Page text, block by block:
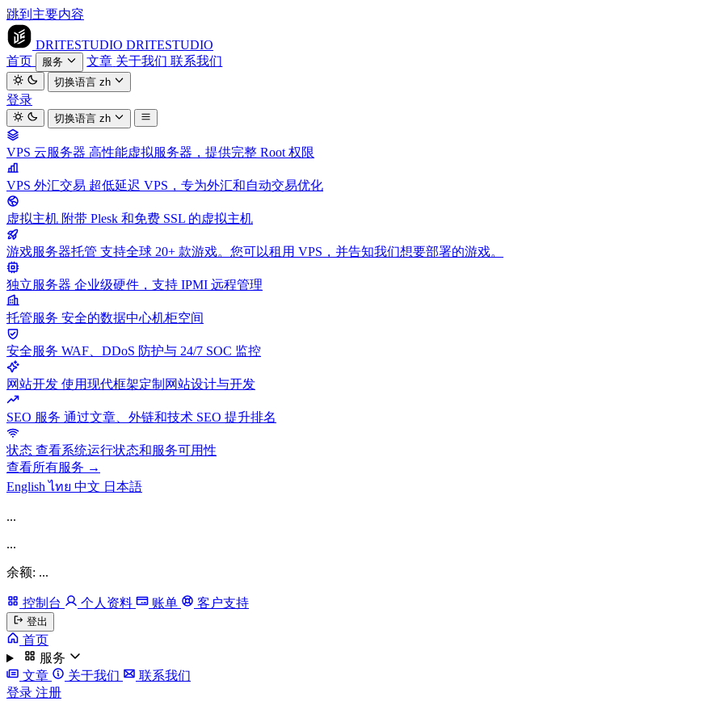
跳到主要内容
DRITESTUDIO DRITESTUDIO
首页
服务 文章 关于我们 联系我们
切换语言zh
登录
切换语言zh
VPS 云服务器 高性能虚拟服务器，提供完整 Root 权限
VPS 外汇交易 超低延迟 VPS，专为外汇和自动交易优化
虚拟主机 附带 Plesk 和免费 SSL 的虚拟主机
游戏服务器托管 支持全球 20+ 款游戏。您可以租用 VPS，并告知我们想要部署的游戏。
独立服务器 企业级硬件，支持 IPMI 远程管理
托管服务 安全的数据中心机柜空间
安全服务 WAF、DDoS 防护与 24/7 SOC 监控
网站开发 使用现代框架定制网站设计与开发
SEO 服务 通过文章、外链和技术 SEO 提升排名
状态 查看系统运行状态和服务可用性
查看所有服务 →
Englishไทย 中文 日本語
...
...
余额: ...
控制台 个人资料 账单 客户支持
登出
首页
服务
文章
关于我们
联系我们
登录 注册